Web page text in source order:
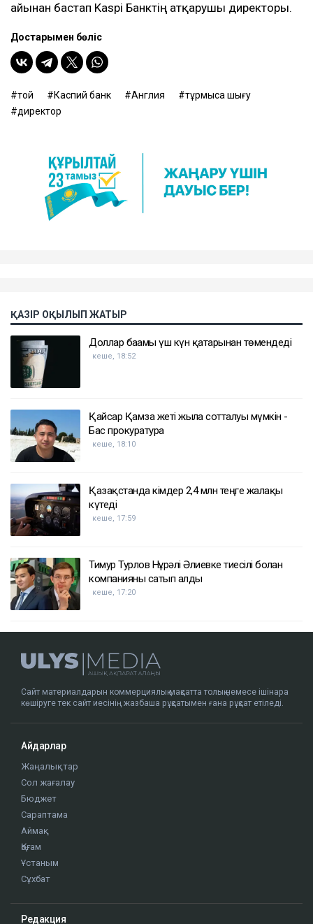
айынан бастап Kaspi Банктің атқарушы директоры.
Достарыңмен бөліс
той Каспий банк Англия
тұрмысқа шығу
директор
ҚАЗІР ОҚЫЛЫП ЖАТЫР
Доллар бағамы үш күн қатарынан төмендеді
кеше, 18:52
Қайсар Қамза жеті жылға сотталуы мүмкін -
Бас прокуратура
кеше, 18:10
Қазақстанда кімдер 2,4 млн теңге жалақы
күтеді
кеше, 17:59
Тимур Турлов Нұрәлі Әлиевке тиесілі болған
компанияны сатып алды
кеше, 17:20
Сайт материалдарын коммерциялық мақсатта толық немесе ішінара
көшіруге тек сайт иесінің жазбаша рұқсатымен ғана рұқсат етіледі.
Айдарлар
Жаңалықтар
Сол жағалау
Бюджет
Сараптама
Аймақ
Қоғам
Ұстаным
Сұхбат
Редакция